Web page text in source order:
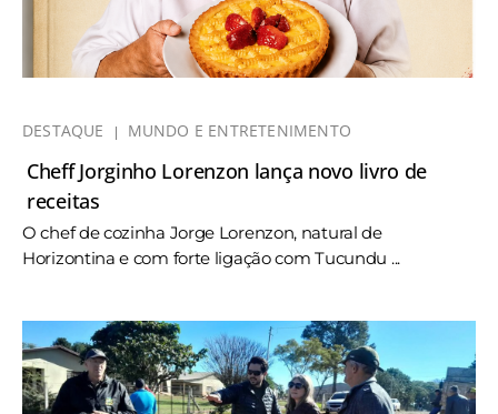
DESTAQUE MUNDO E ENTRETENIMENTO
Cheff Jorginho Lorenzon lança novo livro de
receitas
O chef de cozinha Jorge Lorenzon, natural de
Horizontina e com forte ligação com Tucundu ...